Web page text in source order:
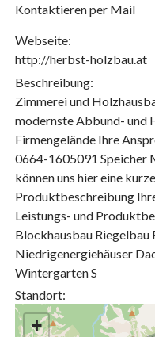
Kontaktieren per Mail
Webseite:
http://herbst-holzbau.at
Beschreibung:
Zimmerei und
modernste Abbund- und
Firmengelände Ihre
0664-1605091 Speicher
können uns hier eine
Produktbeschreibung
Leistungs- und
Blockhausbau Riegelbau
Niedrigenergiehäuser
Wintergarten S
Standort:
+